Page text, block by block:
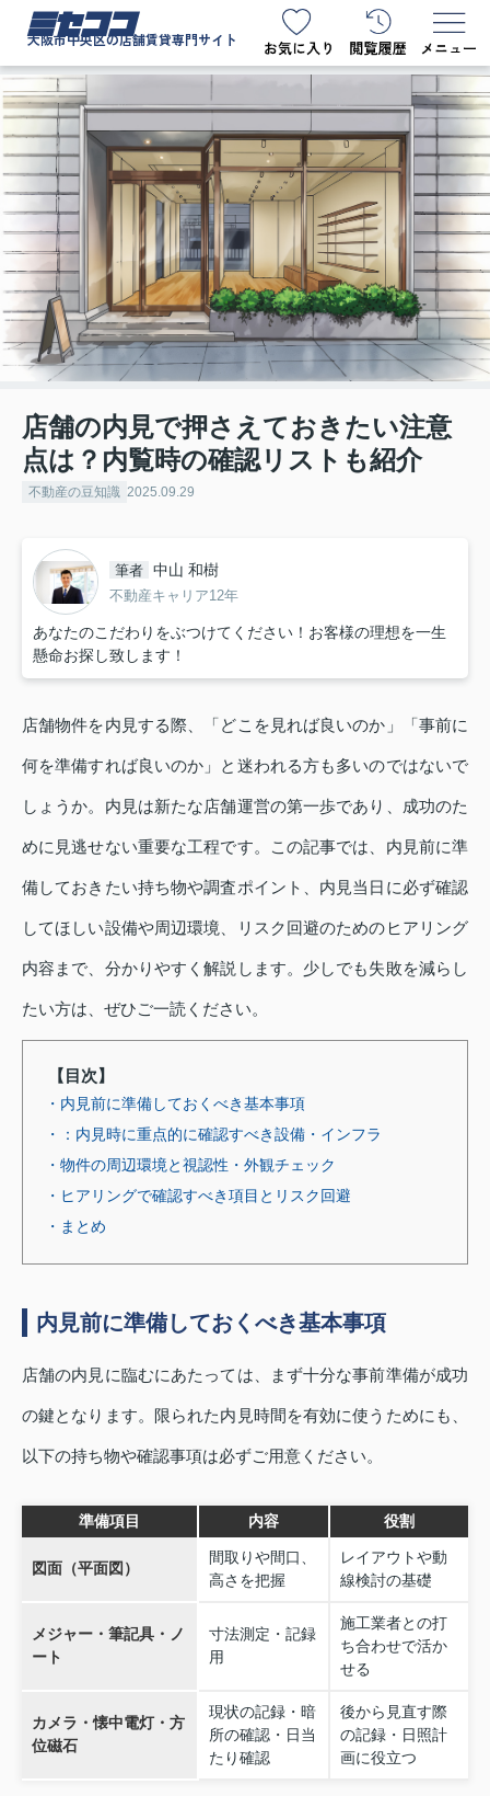
ミセココ
大阪市中央区の店舗賃貸専門サイト
店舗の内見で押さえておきたい注意
点は？内覧時の確認リストも紹介
不動産の豆知識 2025.09.29
筆者 中山 和樹
不動産キャリア12年
あなたのこだわりをぶつけてください！お客様の理想を一生
懸命お探し致します！
店舗物件を内見する際、「どこを見れば良いのか」「事前に
何を準備すれば良いのか」と迷われる方も多いのではないで
しょうか。内見は新たな店舗運営の第一歩であり、成功のた
めに見逃せない重要な工程です。この記事では、内見前に準
備しておきたい持ち物や調査ポイント、内見当日に必ず確認
してほしい設備や周辺環境、リスク回避のためのヒアリング
内容まで、分かりやすく解説します。少しでも失敗を減らし
たい方は、ぜひご一読ください。
【目次】
・内見前に準備しておくべき基本事項
・：内見時に重点的に確認すべき設備・インフラ
・物件の周辺環境と視認性・外観チェック
・ヒアリングで確認すべき項目とリスク回避
・まとめ
内見前に準備しておくべき基本事項
店舗の内見に臨むにあたっては、まず十分な事前準備が成功
の鍵となります。限られた内見時間を有効に使うためにも、
以下の持ち物や確認事項は必ずご用意ください。
準備項目 内容 役割
図面（平面図）
間取りや間口、
高さを把握
レイアウトや動
線検討の基礎
メジャー・筆記具・ノ
ート
寸法測定・記録
用
施工業者との打
ち合わせで活か
せる
カメラ・懐中電灯・方
位磁石
現状の記録・暗
所の確認・日当
たり確認
後から見直す際
の記録・日照計
画に役立つ